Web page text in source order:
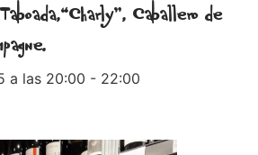
Caballero de
a las 20:00 - 22:00